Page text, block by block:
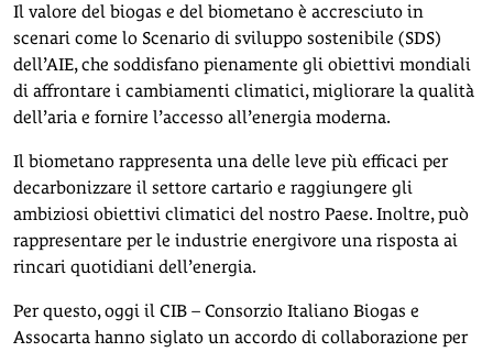
Il valore del biogas e del biometano è accresciuto in
scenari come lo Scenario di sviluppo sostenibile (SDS)
dell’AIE, che soddisfano pienamente gli obiettivi mondiali
di affrontare i cambiamenti climatici, migliorare la qualità
dell’aria e fornire l’accesso all’energia moderna.
Il biometano rappresenta una delle leve più efficaci per
decarbonizzare il settore cartario e raggiungere gli
ambiziosi obiettivi climatici del nostro Paese. Inoltre, può
rappresentare per le industrie energivore una risposta ai
rincari quotidiani dell’energia.
Per questo, oggi il CIB – Consorzio Italiano Biogas e
Assocarta hanno siglato un accordo di collaborazione per